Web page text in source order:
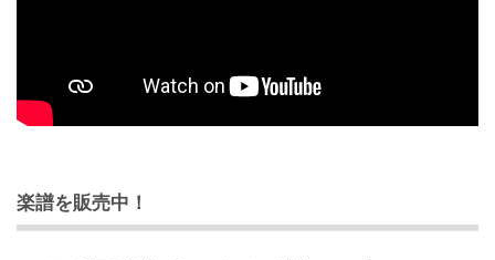
楽譜を販売中！